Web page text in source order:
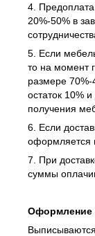
4.
20%-50% в
5. Если
то на момент
размере 70%-
остаток 10%
получения
6. Если
оформляется
7. При
суммы
Оформление